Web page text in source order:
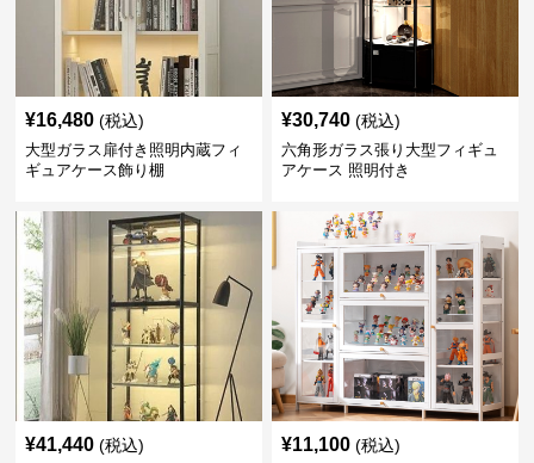
¥16,480 (税込)
大型ガラス扉付き照明内蔵フィ
ギュアケース飾り棚
¥30,740 (税込)
六角形ガラス張り大型フィギュ
アケース 照明付き
¥41,440 (税込) ¥11,100 (税込)